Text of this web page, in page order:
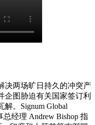
决两场旷日持久的冲突产
企图胁迫有关国家签订利
。Signum Global
经理 Andrew Bishop 指